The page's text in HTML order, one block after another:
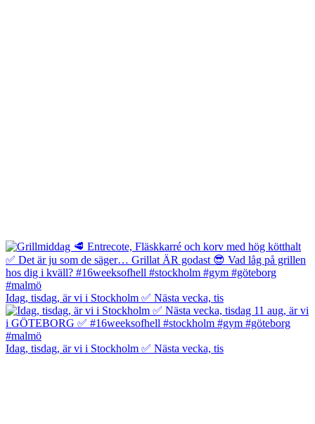
Idag, tisdag, är vi i Stockholm ✅ Nästa vecka, tis
Idag, tisdag, är vi i Stockholm ✅ Nästa vecka, tis